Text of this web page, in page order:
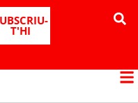
T'HI